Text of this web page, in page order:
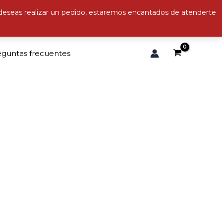
realizar un pedido, estaremos encantados de atenderte
frecuentes